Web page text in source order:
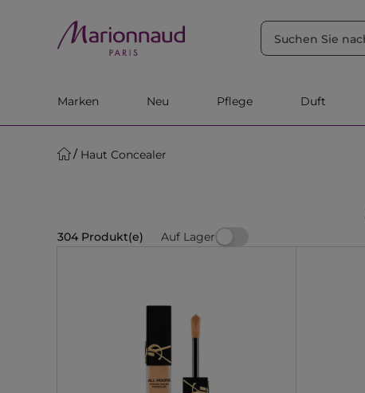
Marken Neu Pflege Duft
Haut Concealer
304 Produkt(e) Auf Lager